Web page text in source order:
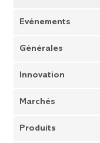
Evénements
Générales
Innovation
Marchés
Produits